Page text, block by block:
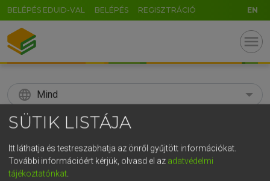
BELÉPÉS EDUID-VAL BELÉPÉS REGISZTRÁCIÓ EN
menu
language Mind
search
KERESÉS
SÜTIK LISTÁJA
Itt láthatja és testreszabhatja az önről gyűjtött információkat.
További információért kérjük, olvasd el az adatvédelmi
tájékoztatónkat
GR
5 6 7 8 9 ö ü ó